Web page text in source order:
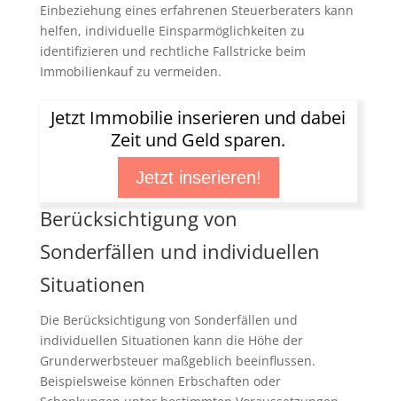
Einbeziehung eines erfahrenen Steuerberaters kann
helfen, individuelle Einsparmöglichkeiten zu
identifizieren und rechtliche Fallstricke beim
Immobilienkauf zu vermeiden.
Jetzt Immobilie inserieren und dabei
Zeit und Geld sparen.
Jetzt inserieren!
Berücksichtigung von
Sonderfällen und individuellen
Situationen
Die Berücksichtigung von Sonderfällen und
individuellen Situationen kann die Höhe der
Grunderwerbsteuer maßgeblich beeinflussen.
Beispielsweise können Erbschaften oder